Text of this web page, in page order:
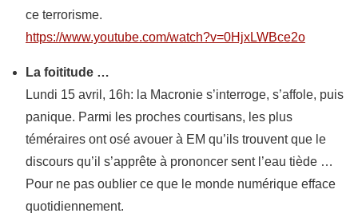
ce terrorisme.
https://www.youtube.com/watch?v=0HjxLWBce2o
La foititude …
Lundi 15 avril, 16h: la Macronie s’interroge, s’affole, puis
panique. Parmi les proches courtisans, les plus
téméraires ont osé avouer à EM qu’ils trouvent que le
discours qu’il s’apprête à prononcer sent l’eau tiède …
Pour ne pas oublier ce que le monde numérique efface
quotidiennement.